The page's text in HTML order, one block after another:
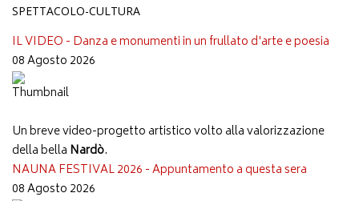
SPETTACOLO-CULTURA
IL VIDEO - Danza e monumenti in un frullato d'arte e poesia
08 Agosto 2026
Un breve video-progetto artistico volto alla valorizzazione
della bella Nardò.
NAUNA FESTIVAL 2026 - Appuntamento a questa sera
08 Agosto 2026